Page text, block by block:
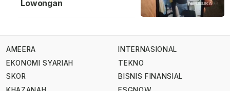
Lowongan
AMEERA
EKONOMI SYARIAH
SKOR
INTERNASIONAL
TEKNO
BISNIS FINANSIAL